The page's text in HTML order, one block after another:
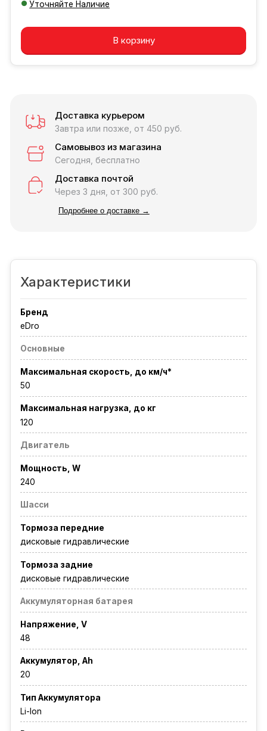
Уточняйте Наличие
Добавляется...
В корзину
Доставка курьером
Завтра или позже, от 450 руб.
Самовывоз из магазина
Сегодня, бесплатно
Доставка почтой
Через 3 дня, от 300 руб.
Подробнее о доставке →
Характеристики
Бренд
eDro
Основные
Максимальная скорость, до км/ч*
50
Максимальная нагрузка, до кг
120
Двигатель
Мощность, W
240
Шасси
Тормоза передние
дисковые гидравлические
Тормоза задние
дисковые гидравлические
Аккумуляторная батарея
Напряжение, V
48
Аккумулятор, Ah
20
Тип Аккумулятора
Li-Ion